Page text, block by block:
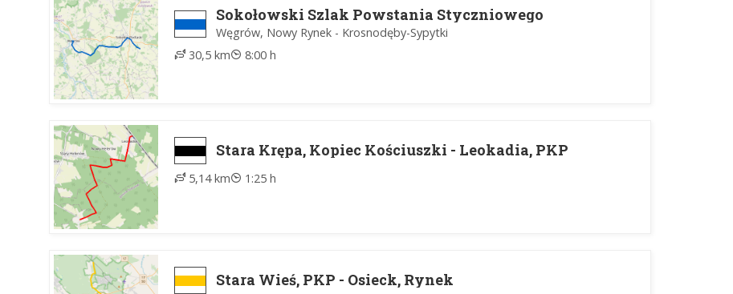
Sokołowski Szlak Powstania Styczniowego
Węgrów, Nowy Rynek - Krosnodęby-Sypytki
30,5 km
8:00 h
Stara Krępa, Kopiec Kościuszki - Leokadia, PKP
5,14 km 1:25 h
Stara Wieś, PKP - Osieck, Rynek